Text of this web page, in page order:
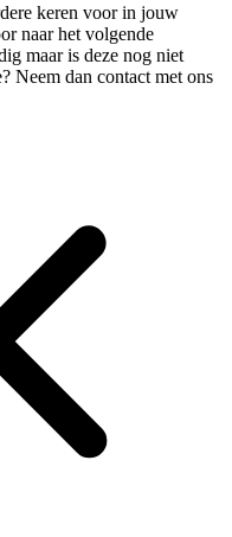
keren voor in jouw
naar het volgende
maar is deze nog niet
Neem dan contact met ons